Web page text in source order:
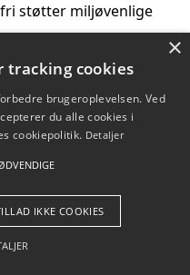
støtter miljøvenlige
og naturen
Aps
Betingelser
×
tracking cookies
brugeroplevelsen. Ved
du alle cookies i
cookiepolitik. Detaljer
IKKE COOKIES